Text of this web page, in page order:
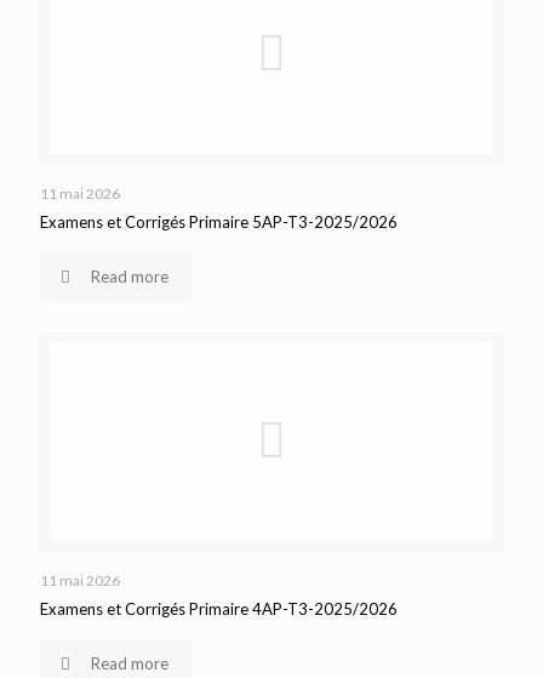
11 mai 2026
Examens et Corrigés Primaire 5AP-T3-2025/2026
Read more
11 mai 2026
Examens et Corrigés Primaire 4AP-T3-2025/2026
Read more